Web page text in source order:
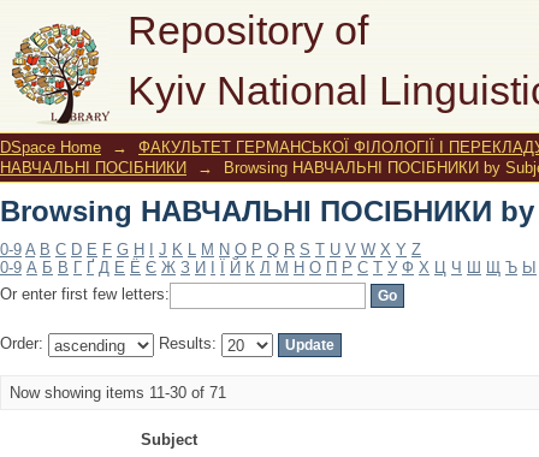
Repository of
Kyiv National
Browsing НАВЧАЛЬНІ ПОСІБНИКИ by
DSpace Home →
ФАКУЛЬТЕТ ГЕРМАНСЬКОЇ ФІЛОЛОГІЇ І
НАВЧАЛЬНІ ПОСІБНИКИ
→ Browsing НАВЧАЛЬНІ ПОСІБНИКИ by
Browsing НАВЧАЛЬНІ ПОСІБНИКИ by
0-9 A B C D E F G H J K L M N O P Q R S T U V W X Y Z
0-9 А Б В Г Ґ Д Е Ё Є Ж З И Й К Л М Н О П Р С Т У Ф Х Ц Ч Ш Щ Ъ Ы
Or enter first few letters:
Order: Results:
Now showing items 11-30 of 71
Subject